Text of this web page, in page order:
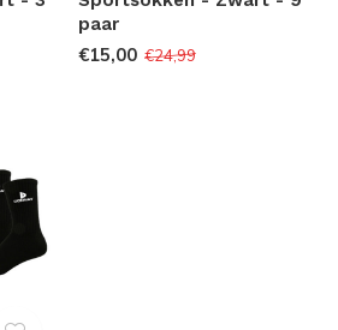
paar
€15,00 €24,99